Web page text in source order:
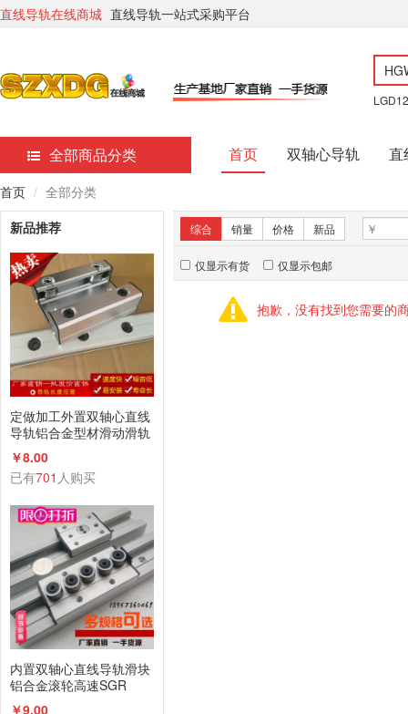
直线导轨在线商城 直线导轨一站式采购平台
LGD12
全部商品分类 首页 双轴心导轨 直
首页
全部分类
新品推荐
定做加工外置双轴心直线
导轨铝合金型材滑动滑轨
滑台滑块厂家直销
￥8.00
已有701 人购买
内置双轴心直线导轨滑块
铝合金滚轮高速SGR
B10N 15 20 25 35滑轨
￥9.00
综合 销量 价格 新品
仅显示有货 仅显示包邮
抱歉，没有找到您需要的